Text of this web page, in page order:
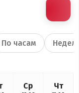
По часам
Ср Чт